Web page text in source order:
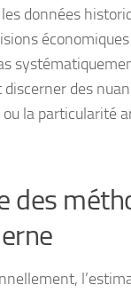
données
discerner des
la particularité
des